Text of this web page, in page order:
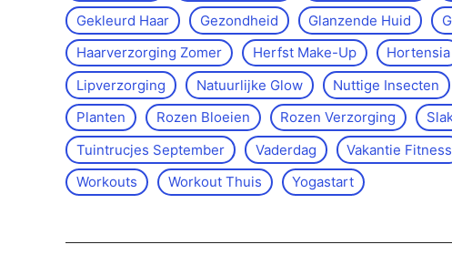
Gekleurd Haar
Gezondheid Glanzende Huid
Haarverzorging Zomer
Herfst Make-Up Hortensia
Lipverzorging
Natuurlijke Glow Nuttige Insecten
Planten
Rozen Bloeien Rozen Verzorging
Tuintrucjes September
Vaderdag Vakantie Fitness
Workouts
Workout Thuis Yoga­start